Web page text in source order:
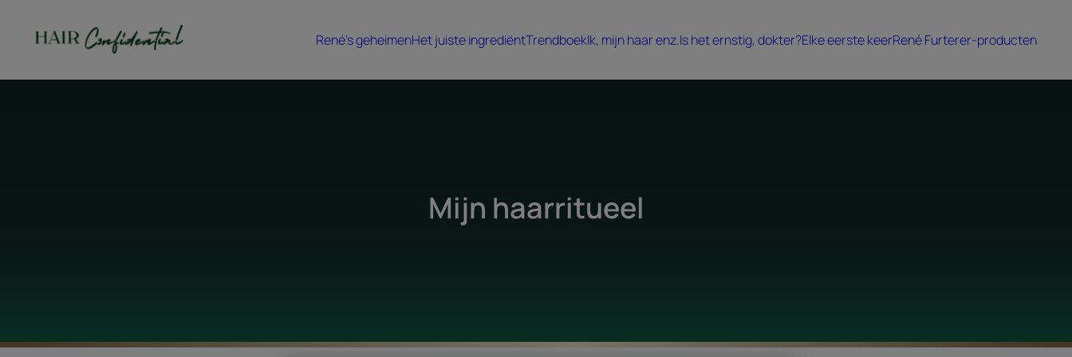
René's geheimenHet juiste ingrediëntTrendboekIk, mijn haar enz.Is het ernstig, dokter?Elke eerste keerRené Furterer-producten
Mijn haarritueel